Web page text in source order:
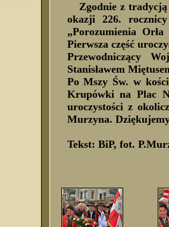
Zgodnie z tradycją
okazji 226.
„Porozumienia
Pierwsza część
Przewodniczący
Stanisławem
Po Mszy Św. w
Krupówki na Plac
uroczystości z
Murzyna.
Tekst: BiP, fot.